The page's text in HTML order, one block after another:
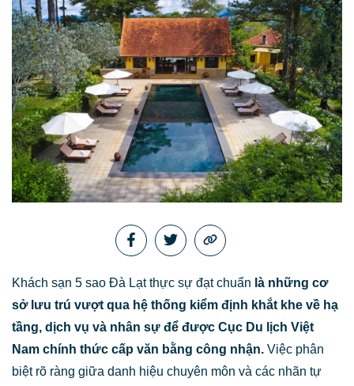
Khách sạn 5 sao Đà Lạt thực sự đạt chuẩn là những cơ
sở lưu trú vượt qua hệ thống kiểm định khắt khe về hạ
tầng, dịch vụ và nhân sự để được Cục Du lịch Việt
Nam chính thức cấp văn bằng công nhận. Việc phân
biệt rõ ràng giữa danh hiệu chuyên môn và các nhãn tự